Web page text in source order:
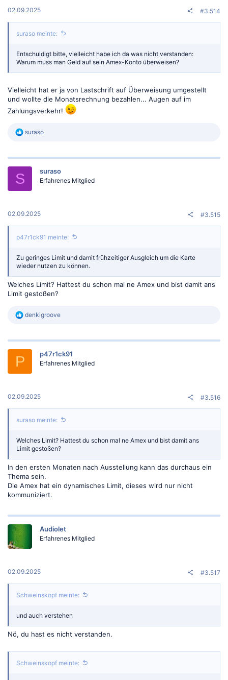
02.09.2025 #3.514
suraso meinte:
Entschuldigt bitte, vielleicht habe ich da was nicht verstanden:
Warum muss man Geld auf sein Amex-Konto überweisen?
Vielleicht hat er ja von Lastschrift auf Überweisung umgestellt
und wollte die Monatsrechnung bezahlen... Augen auf im
Zahlungsverkehr!
R
k
:
suraso
S suraso
Erfahrenes Mitglied
02.09.2025 #3.515
p47r1ck91 meinte:
Zu geringes Limit und damit frühzeitiger Ausgleich um die Karte
wieder nutzen zu können.
Welches Limit? Hattest du schon mal ne Amex und bist damit ans
Limit gestoßen?
R
k
:
denkigroove
P p47r1ck91
Erfahrenes Mitglied
02.09.2025 #3.516
suraso meinte:
Welches Limit? Hattest du schon mal ne Amex und bist damit ans
Limit gestoßen?
In den ersten Monaten nach Ausstellung kann das durchaus ein
Thema sein.
Die Amex hat ein dynamisches Limit, dieses wird nur nicht
kommuniziert.
Audiolet
Erfahrenes Mitglied
02.09.2025 #3.517
Schweinskopf meinte:
und auch verstehen
Nö, du hast es nicht verstanden.
Schweinskopf meinte: